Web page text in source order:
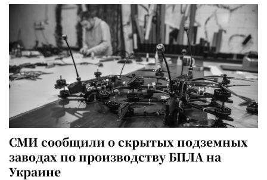
СМИ сообщили о скрытых подземных
заводах по производству БПЛА на
Украине